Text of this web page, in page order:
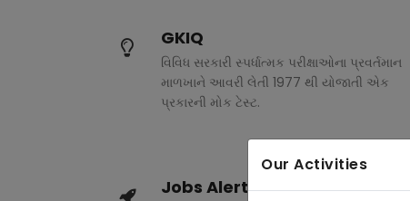
Our Activities
GKIQ
વિવિધ સરકારી સ્પર્ધાત્મક પરીક્ષાઓના પ્રવર્તમાન
માળખાને આવરી લેતી 1977 થી યોજાતી એક
પ્રકારની મોક ટેસ્ટ.
Jobs Alert